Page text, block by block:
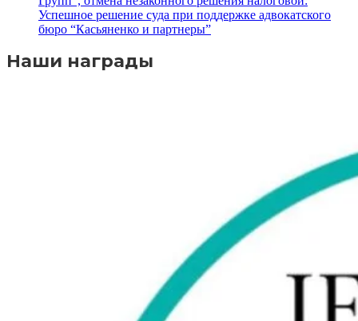
Успешное решение суда при поддержке адвокатского
бюро “Касьяненко и партнеры”
Наши награды